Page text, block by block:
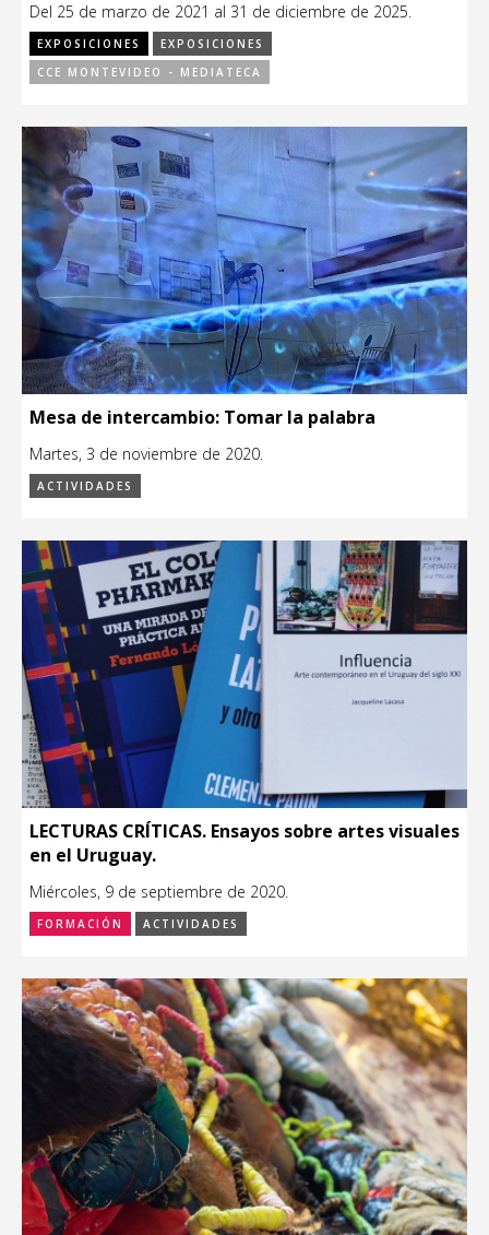
Del 25 de marzo de 2021 al 31 de diciembre de 2025.
EXPOSICIONES
EXPOSICIONES
CCE MONTEVIDEO - MEDIATECA
Mesa de intercambio: Tomar la palabra
Martes, 3 de noviembre de 2020.
ACTIVIDADES
LECTURAS CRÍTICAS. Ensayos sobre artes visuales
en el Uruguay.
Miércoles, 9 de septiembre de 2020.
FORMACIÓN ACTIVIDADES